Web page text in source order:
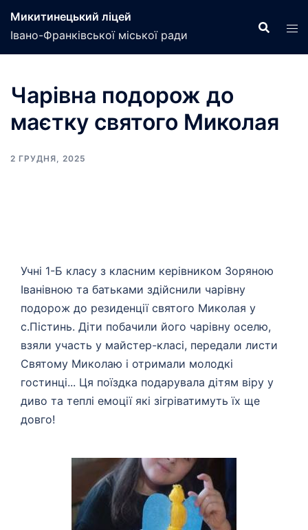
Микитинецький ліцей
Івано-Франківської міської ради
Чарівна подорож до
маєтку святого Миколая
2 ГРУДНЯ, 2025
Учні 1-Б класу з класним керівником Зоряною
Іванівною та батьками здійснили чарівну
подорож до резиденції святого Миколая у
с.Пістинь.️ Діти побачили його чарівну оселю,
взяли участь у майстер-класі, передали листи
Святому Миколаю і отримали молодкі
гостинці... Ця поїздка подарувала дітям віру у
диво та теплі емоції які зігріватимуть їх ще
довго!